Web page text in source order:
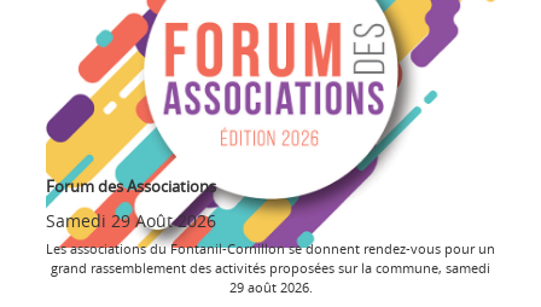
Forum des Associations
Samedi 29 Août 2026
Les associations du Fontanil-Cornillon se donnent rendez-vous pour un
grand rassemblement des activités proposées sur la commune, samedi
29 août 2026.